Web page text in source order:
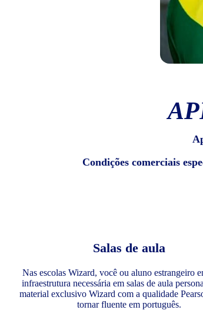
Condições comerciais
Salas de aula
Nas escolas Wizard, você ou aluno estrangeiro
infraestrutura necessária em salas de aula
material exclusivo Wizard com a qualidade
tornar fluente em português.